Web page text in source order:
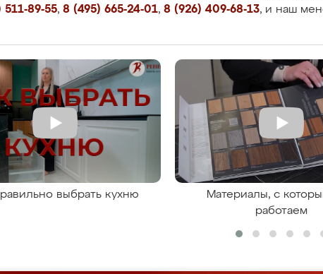
89-55, 8 (495) 665-24-01, 8 (926) 409-68-13, и наш
выбрать кухню
Материалы, с
работаем